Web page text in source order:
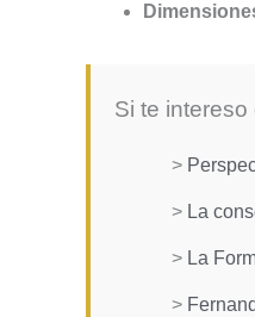
Si te
>
> La
> La
>